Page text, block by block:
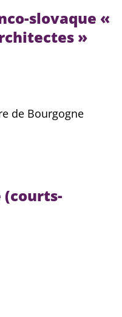
slovaque «
»
de Bourgogne
(courts-